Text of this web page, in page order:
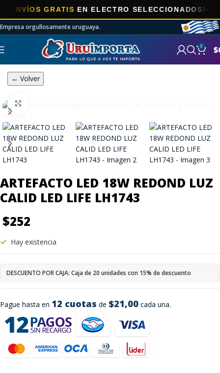
GRATISEN ELECTRO SELECCIONADOS!
Empresa orgullosamente uruguaya.
0 $
← Volver
ARTEFACTO LED 18W REDOND LUZ
CALID LED LIFE LH1743
$252
Pague hasta en 12 cuotas de $21,00 cada una.
Hay existencia
DESCUENTO POR CAJA: Caja de 20 unidades con 15% de descuento